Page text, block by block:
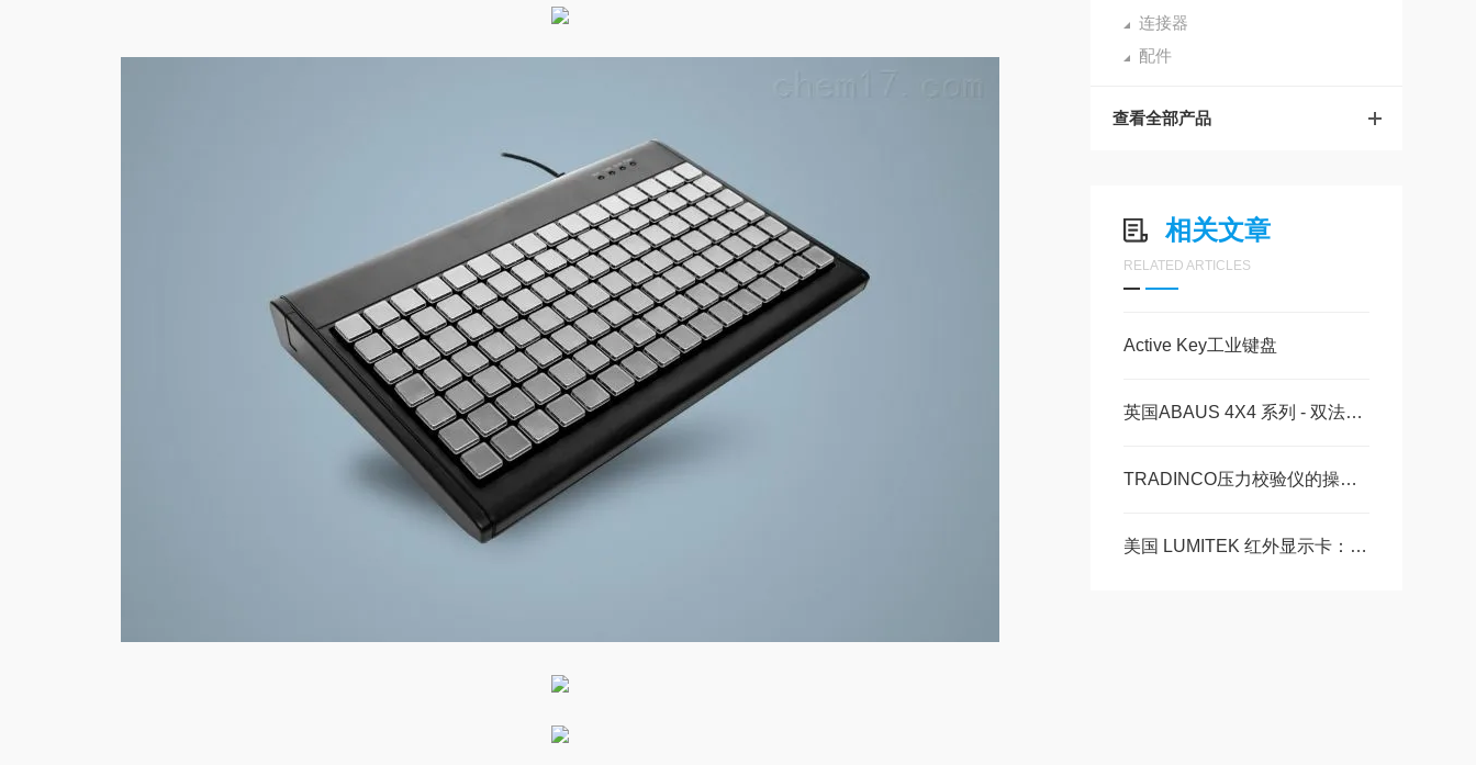
连接器
配件
查看全部产品
相关文章
RELATED ARTICLES
Active Key工业键盘
英国ABAUS 4X4 系列 - 双法兰双板止回阀技术特点
TRADINCO压力校验仪的操作步骤是什么？
美国 LUMITEK 红外显示卡：让不可见光 “显形” 的黑科技